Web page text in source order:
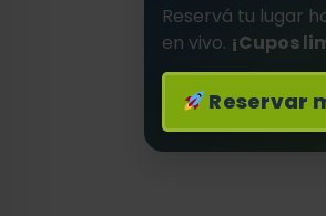
Reservá tu lugar
en vivo. ¡Cupos
Reservar